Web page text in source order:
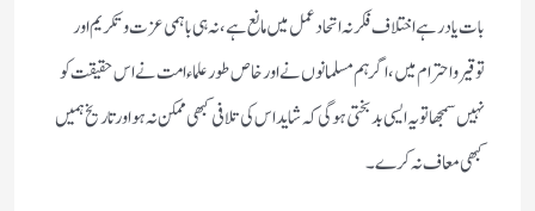
بات یاد رہے اختلاف فکر نہ اتحاد عمل میں مانع ہے ،نہ ہی باہمی عزت و تکریم اور
توقیر و احترام میں ،اگر ہم مسلمانوں نے اور خاص طور علماء امت نے اس حقیقت کو
نہیں سمجھا تو یہ ایسی بدبختی ہوگی کہ شاید اس کی تلافی کبھی ممکن نہ ہو اور تاریخ ہمیں
کبھی معاف نہ کرے ۔